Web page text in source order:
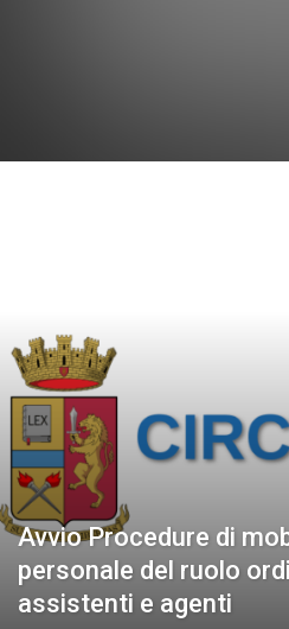
Avvio Procedure di
personale del ruolo
assistenti e agenti